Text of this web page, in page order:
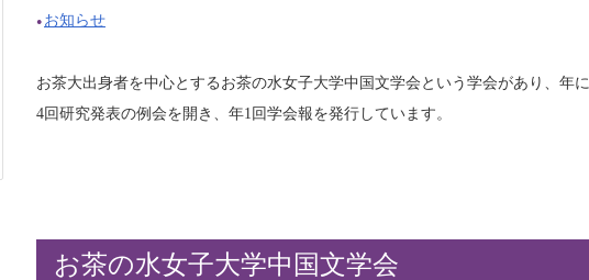
お知らせ
お茶大出身者を中心とするお茶の水女子大学中国文学会という学会があり、年に
4回研究発表の例会を開き、年1回学会報を発行しています。
お茶の水女子大学中国文学会